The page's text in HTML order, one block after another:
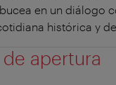
en un diálogo
histórica y
apertura